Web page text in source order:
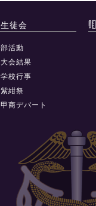
生徒会
部活動
大会結果
学校行事
紫紺祭
甲商デパート